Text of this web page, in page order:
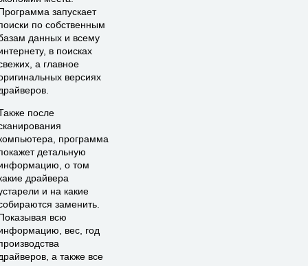
запускает
по собственным
данных и всему
в поисках
а главное
версиях
после
программа
детальную
о том
драйвера
и на какие
заменить.
всю
вес, год
а также все